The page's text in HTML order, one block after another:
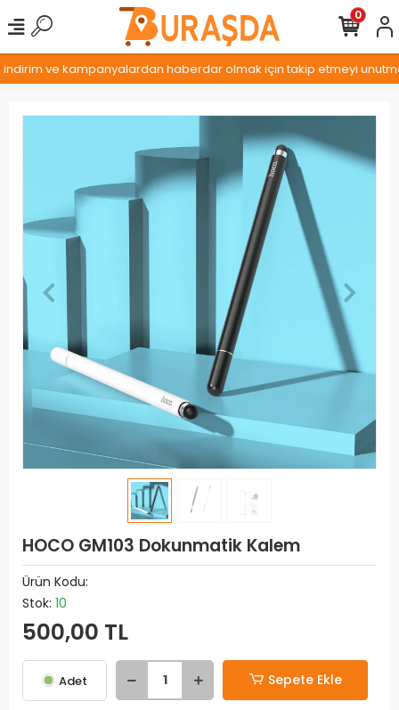
ve kampanyalardan haberdar olmak için takip etmeyi
0
HOCO GM103 Dokunmatik Kalem
Ürün Kodu:
Stok: 10
500,00 TL
Adet Sepete Ekle